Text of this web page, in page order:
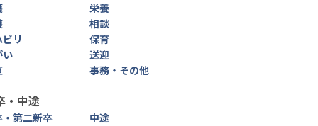
栄養
相談
リ
保育
い
送迎
事務・その他
・中途
・第二新卒 中途